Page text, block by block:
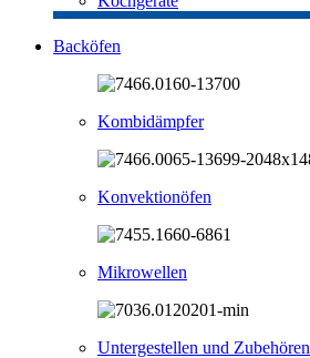
Backöfen
Kombidämpfer
Konvektionöfen
Mikrowellen
Untergestellen und Zubehören